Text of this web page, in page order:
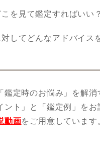
を見て鑑定すればいい？
対してどんなアドバイス
鑑定時のお悩み」を解消
ント」と「鑑定例」をお
動画をご用意しています